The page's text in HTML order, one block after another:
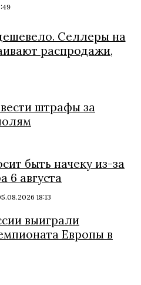
Селлеры на
распродажи,
штрафы за
быть начеку из-за
6 августа
18:13
выиграли
Европы в